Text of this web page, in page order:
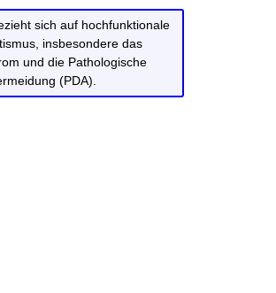
sich auf hochfunktionale
insbesondere das
und die Pathologische
(PDA).